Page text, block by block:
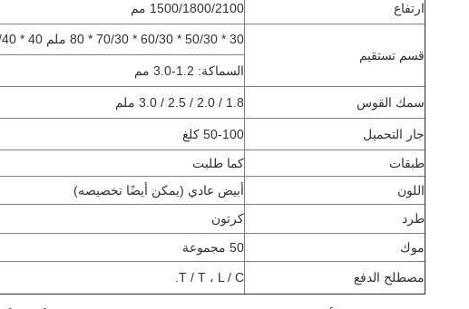
ارتفاع 1500/1800/2100 مم
قسم تستقيم
30 * 50/30 * 60/30 * 70/30 * 80 ملم 40 * 60/40 * 80 ملم
السماكة: 1.2-3.0 مم
سمك القوس 1.8 / 2.0 / 2.5 / 3.0 ملم
جار التحميل
50-100 كلغ
طبقات
كما طلبت
اللون
أبيض عادي (يمكن أيضًا تخصيصه)
طرد
كرتون
موك
50 مجموعة
مصطلح الدفع T / T ، L / C.